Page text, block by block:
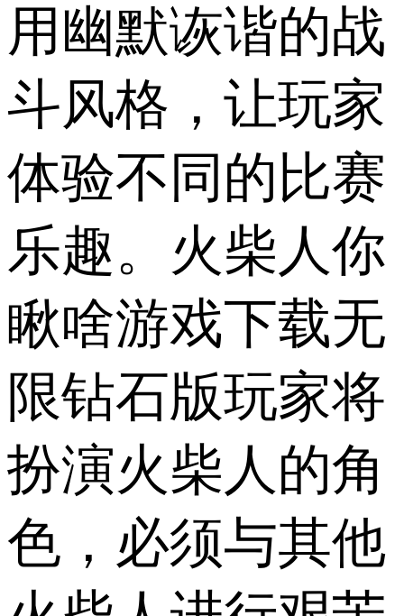
用幽默诙谐的战
斗风格，让玩家
体验不同的比赛
乐趣。火柴人你
瞅啥游戏下载无
限钻石版玩家将
扮演火柴人的角
色，必须与其他